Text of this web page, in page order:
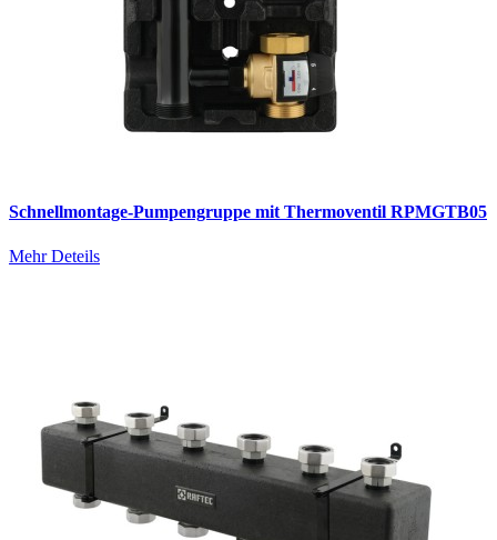
Schnellmontage-Pumpengruppe mit Thermoventil RPMGTB05
Mehr Deteils